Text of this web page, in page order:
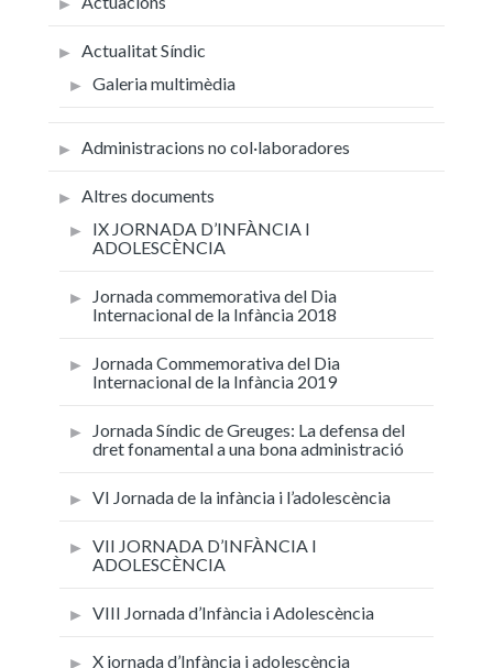
Actualitat Síndic
Galeria multimèdia
Administracions no col·laboradores
Altres documents
IX JORNADA D’INFÀNCIA I
ADOLESCÈNCIA
Jornada commemorativa del Dia
Internacional de la Infància 2018
Jornada Commemorativa del Dia
Internacional de la Infància 2019
Jornada Síndic de Greuges: La defensa del
dret fonamental a una bona administració
VI Jornada de la infància i l’adolescència
VII JORNADA D’INFÀNCIA I
ADOLESCÈNCIA
VIII Jornada d’Infància i Adolescència
X jornada d’Infància i adolescència